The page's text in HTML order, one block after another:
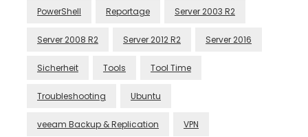
PowerShell Reportage Server 2003 R2
Server 2008 R2 Server 2012 R2 Server 2016
Sicherheit Tools Tool Time
Troubleshooting Ubuntu
veeam Backup & Replication VPN